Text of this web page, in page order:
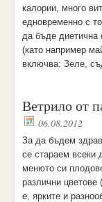
калории, много
едновременно с
да бъде диетична
(като например
включва: Зеле,
Ветрило от
06.08.2012
За да бъдем
се стараем всеки
менюто си
различни цветове
е, ярките и